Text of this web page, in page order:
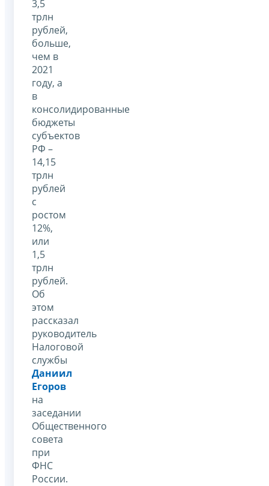
3,5
трлн
рублей,
больше,
чем в
2021
году, а
в
консолидированные
бюджеты
субъектов
РФ –
14,15
трлн
рублей
с
ростом
12%,
или
1,5
трлн
рублей.
Об
этом
рассказал
руководитель
Налоговой
службы
Даниил
Егоров
на
заседании
Общественного
совета
при
ФНС
России.